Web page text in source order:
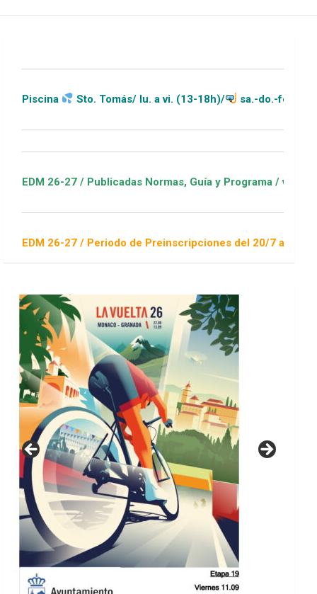
Sto. Tomás/ lu. a vi. (13-18h)/ sa.-do.-festivos (11-20h)
/ Publicadas Normas, Guía y Programa / ver Escuelas
/ Periodo de Preinscripciones del 20/7 al 16/8 / Sorteo 1 de